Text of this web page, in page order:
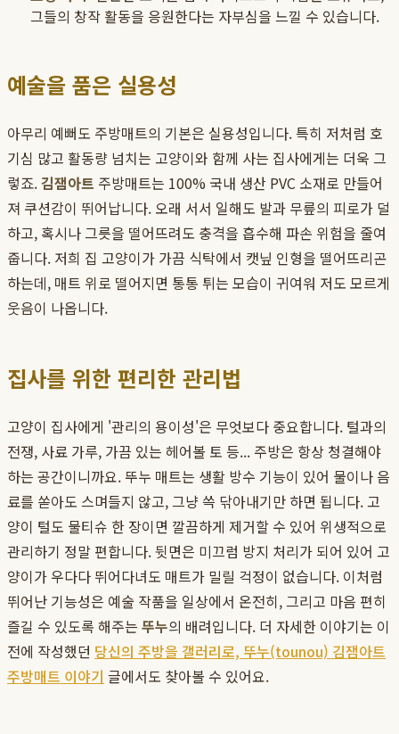
그들의 창작 활동을 응원한다는 자부심을 느낄 수 있습니다.
예술을 품은 실용성
아무리 예뻐도 주방매트의 기본은 실용성입니다. 특히 저처럼 호
기심 많고 활동량 넘치는 고양이와 함께 사는 집사에게는 더욱 그
렇죠.김잼아트 주방매트는 100% 국내 생산 PVC 소재로 만들어
져 쿠션감이 뛰어납니다. 오래 서서 일해도 발과 무릎의 피로가 덜
하고, 혹시나 그릇을 떨어뜨려도 충격을 흡수해 파손 위험을 줄여
줍니다. 저희 집 고양이가 가끔 식탁에서 캣닢 인형을 떨어뜨리곤
하는데, 매트 위로 떨어지면 통통 튀는 모습이 귀여워 저도 모르게
웃음이 나옵니다.
집사를 위한 편리한 관리법
고양이 집사에게 '관리의 용이성'은 무엇보다 중요합니다. 털과의
전쟁, 사료 가루, 가끔 있는 헤어볼 토 등... 주방은 항상 청결해야
하는 공간이니까요. 뚜누 매트는 생활 방수 기능이 있어 물이나 음
료를 쏟아도 스며들지 않고, 그냥 쓱 닦아내기만 하면 됩니다. 고
양이 털도 물티슈 한 장이면 깔끔하게 제거할 수 있어 위생적으로
관리하기 정말 편합니다. 뒷면은 미끄럼 방지 처리가 되어 있어 고
양이가 우다다 뛰어다녀도 매트가 밀릴 걱정이 없습니다. 이처럼
뛰어난 기능성은 예술 작품을 일상에서 온전히, 그리고 마음 편히
즐길 수 있도록 해주는 뚜누의 배려입니다. 더 자세한 이야기는 이
전에 작성했던 당신의 주방을 갤러리로, 뚜누(tounou) 김잼아트
주방매트 이야기 글에서도 찾아볼 수 있어요.